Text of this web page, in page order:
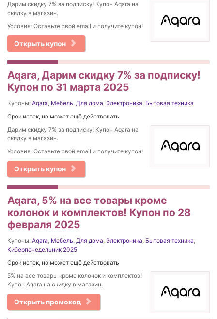
Дарим скидку 7% за подписку! Купон Aqara на
скидку в магазин.
Условия: Оставьте свой email и получите купон!
Открыть купон
Aqara, Дарим скидку 7% за подписку!
Купон по 31 марта 2025
Купоны: Aqara, Мебель, Для дома, Электроника, Бытовая техника
Срок истек, но может ещё действовать
Дарим скидку 7% за подписку! Купон Aqara на
скидку в магазин.
Условия: Оставьте свой email и получите купон!
Открыть купон
Aqara, 5% на все товары кроме
колонок и комплектов! Купон по 28
февраля 2025
Купоны: Aqara, Мебель, Для дома, Электроника, Бытовая техника,
Киберпонедельник 2025
Срок истек, но может ещё действовать
5% на все товары кроме колонок и комплектов!
Купон Aqara на скидку в магазин.
Открыть промокод